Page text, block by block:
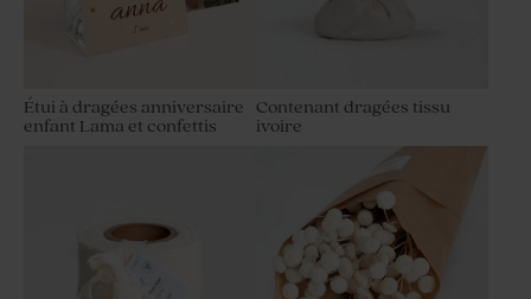
Étui à dragées anniversaire
Étui à dragées anniversaire
enfant Lama et confettis
Contenant dragées tissu
ivoire